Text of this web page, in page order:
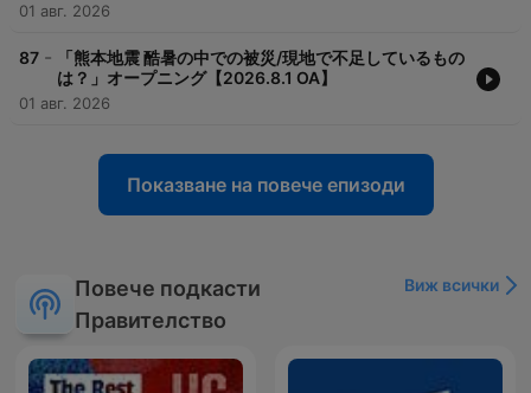
01 авг. 2026
87 -
「熊本地震 酷暑の中での被災/現地で不足しているもの
は？」オープニング【2026.8.1 OA】
01 авг. 2026
Показване на повече епизоди
Повече подкасти
Правителство
Виж всички